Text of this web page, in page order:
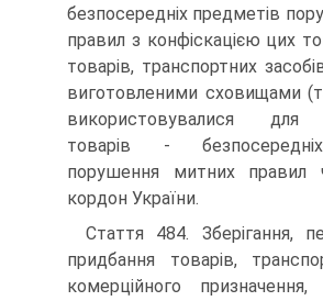
безпосередніх предметів
правил з конфіскацією цих
товарів, транспортних
виготовленими сховищами
використовувалися для
товарів -
порушення митних правил
кордон України.
Стаття 484. Зберігання,
придбання товарів,
комерційного